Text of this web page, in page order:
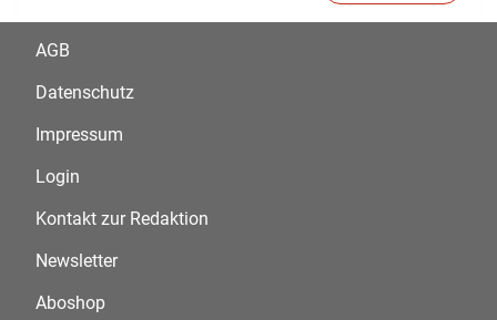
AGB
Datenschutz
Impressum
Login
Kontakt zur Redaktion
Newsletter
Aboshop